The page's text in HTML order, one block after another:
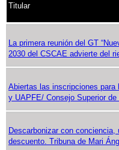
Titular
La primera reunión del GT
2030 del CSCAE advierte del
Abiertas las inscripciones para
y UAPFE/ Consejo Superior
Descarbonizar con conciencia,
descuento. Tribuna de Mari